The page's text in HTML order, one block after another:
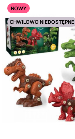
NOWY
CHWILOWO NIEDOSTĘPNE